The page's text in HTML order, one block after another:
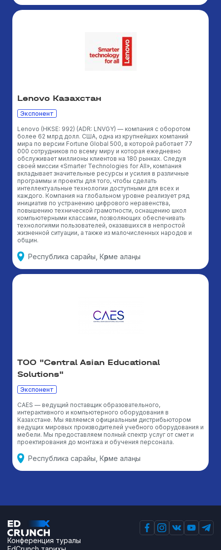
Lenovo Казахстан
Экспонент
Lenovo (HKSE: 992) (ADR: LNVGY) — компания с оборотом
более 62 млрд долл. США, одна из крупнейших компаний
мира по версии Fortune Global 500, в которой работает 77
000 сотрудников по всему миру и которая ежедневно
обслуживает миллионы клиентов на 180 рынках. Следуя
своей миссии «Smarter Technologies for All», компания
вкладывает значительные ресурсы и усилия в различные
программы и проекты для того, чтобы сделать
интеллектуальные технологии доступными для всех и
каждого. Компания на глобальном уровне реализует ряд
инициатив по устранению цифрового неравенства,
повышению технической грамотности, оснащению школ
компьютерными классами, позволяющих обеспечивать
технологиями пользователей, оказавшихся в непростой
жизненной ситуации, а также из малочисленных народов и
общин.
Республика сарайы, Көрме алаңы
ТОО "Central Asian Educational
Solutions"
Экспонент
CAES — ведущий поставщик образовательного,
интерактивного и компьютерного оборудования в
Казахстане. Мы являемся официальным дистрибьютором
ведущих мировых производителей учебного оборудования и
мебели. Мы предоставляем полный спектр услуг от смет и
проектирования до монтажа и обучения персонала.
Республика сарайы, Көрме алаңы
Конференция туралы